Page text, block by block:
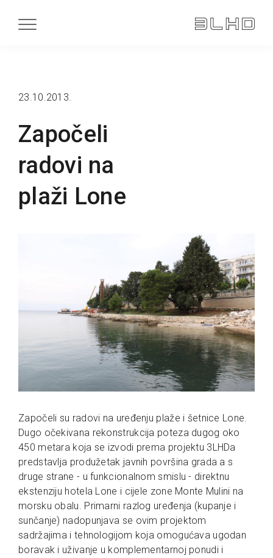
Započeli
radovi na
plaži Lone
23.10.2013.
Započeli su radovi na uređenju plaže i šetnice Lone.
Dugo očekivana rekonstrukcija poteza dugog oko
450 metara koja se izvodi prema projektu 3LHDa
predstavlja produžetak javnih površina grada a s
druge strane - u funkcionalnom smislu - direktnu
ekstenziju hotela Lone i cijele zone Monte Mulini na
morsku obalu. Primarni razlog uređenja (kupanje i
sunčanje) nadopunjava se ovim projektom
sadržajima i tehnologijom koja omogućava ugodan
boravak i uživanje u komplementarnoj ponudi i